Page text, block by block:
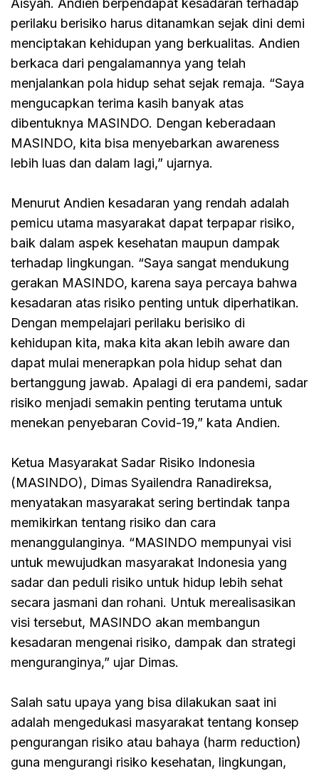
Aisyah. Andien berpendapat kesadaran terhadap
perilaku berisiko harus ditanamkan sejak dini demi
menciptakan kehidupan yang berkualitas. Andien
berkaca dari pengalamannya yang telah
menjalankan pola hidup sehat sejak remaja. “Saya
mengucapkan terima kasih banyak atas
dibentuknya MASINDO. Dengan keberadaan
MASINDO, kita bisa menyebarkan awareness
lebih luas dan dalam lagi,” ujarnya.
Menurut Andien kesadaran yang rendah adalah
pemicu utama masyarakat dapat terpapar risiko,
baik dalam aspek kesehatan maupun dampak
terhadap lingkungan. “Saya sangat mendukung
gerakan MASINDO, karena saya percaya bahwa
kesadaran atas risiko penting untuk diperhatikan.
Dengan mempelajari perilaku berisiko di
kehidupan kita, maka kita akan lebih aware dan
dapat mulai menerapkan pola hidup sehat dan
bertanggung jawab. Apalagi di era pandemi, sadar
risiko menjadi semakin penting terutama untuk
menekan penyebaran Covid-19,” kata Andien.
Ketua Masyarakat Sadar Risiko Indonesia
(MASINDO), Dimas Syailendra Ranadireksa,
menyatakan masyarakat sering bertindak tanpa
memikirkan tentang risiko dan cara
menanggulanginya. “MASINDO mempunyai visi
untuk mewujudkan masyarakat Indonesia yang
sadar dan peduli risiko untuk hidup lebih sehat
secara jasmani dan rohani. Untuk merealisasikan
visi tersebut, MASINDO akan membangun
kesadaran mengenai risiko, dampak dan strategi
menguranginya,” ujar Dimas.
Salah satu upaya yang bisa dilakukan saat ini
adalah mengedukasi masyarakat tentang konsep
pengurangan risiko atau bahaya (harm reduction)
guna mengurangi risiko kesehatan, lingkungan,